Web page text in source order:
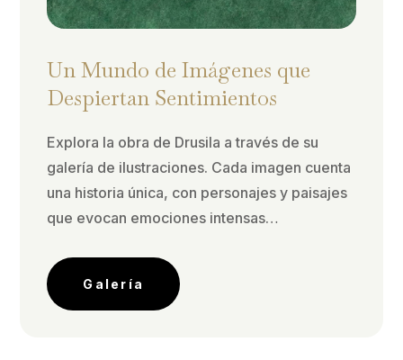
Un Mundo de Imágenes que
Despiertan Sentimientos
Explora la obra de Drusila a través de su
galería de ilustraciones. Cada imagen cuenta
una historia única, con personajes y paisajes
que evocan emociones intensas…
Galería